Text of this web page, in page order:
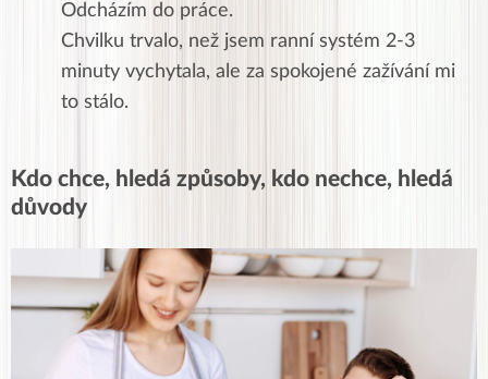
Odcházím do práce.
Chvilku trvalo, než jsem ranní systém 2-3
minuty vychytala, ale za spokojené zažívání mi
to stálo.
Kdo chce, hledá způsoby, kdo nechce, hledá
důvody